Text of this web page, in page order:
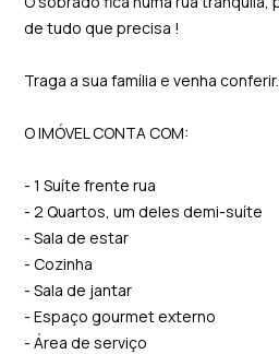
de tudo que precisa !
Traga a sua família e venha conferir.
O IMÓVEL CONTA COM:
- 1 Suíte frente rua
- 2 Quartos, um deles demi-suíte
- Sala de estar
- Cozinha
- Sala de jantar
- Espaço gourmet externo
- Área de serviço